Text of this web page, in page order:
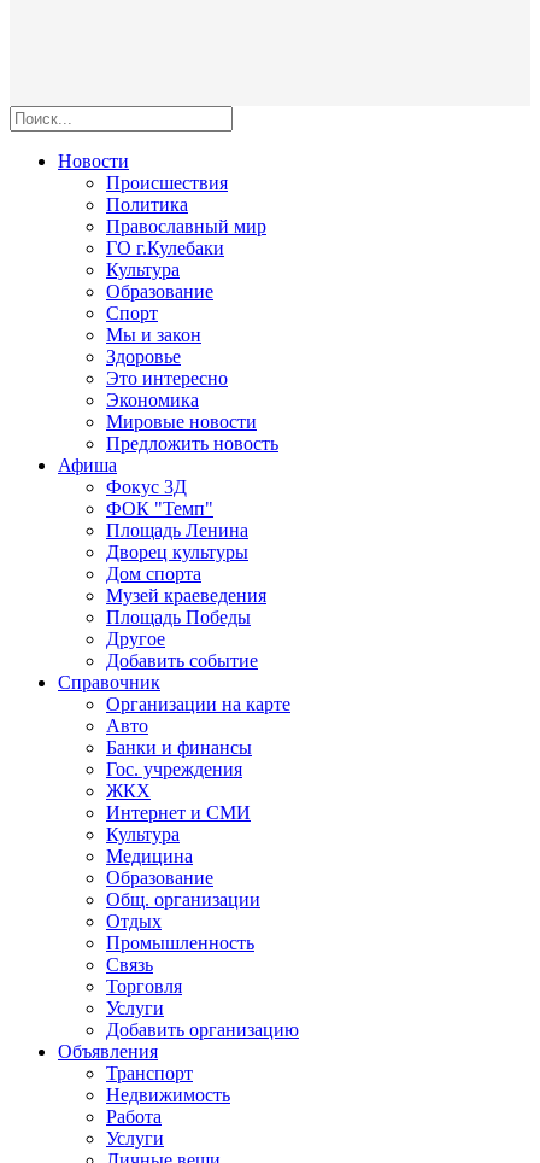
Новости
Происшествия
Политика
Православный мир
ГО г.Кулебаки
Культура
Образование
Спорт
Мы и закон
Здоровье
Это интересно
Экономика
Мировые новости
Предложить новость
Афиша
Фокус 3Д
ФОК "Темп"
Площадь Ленина
Дворец культуры
Дом спорта
Музей краеведения
Площадь Победы
Другое
Добавить событие
Справочник
Организации на карте
Авто
Банки и финансы
Гос. учреждения
ЖКХ
Интернет и СМИ
Культура
Медицина
Образование
Общ. организации
Отдых
Промышленность
Связь
Торговля
Услуги
Добавить организацию
Объявления
Транспорт
Недвижимость
Работа
Услуги